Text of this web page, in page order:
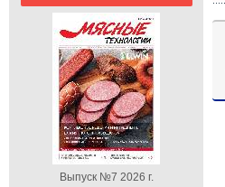
Выпуск №7 2026 г.